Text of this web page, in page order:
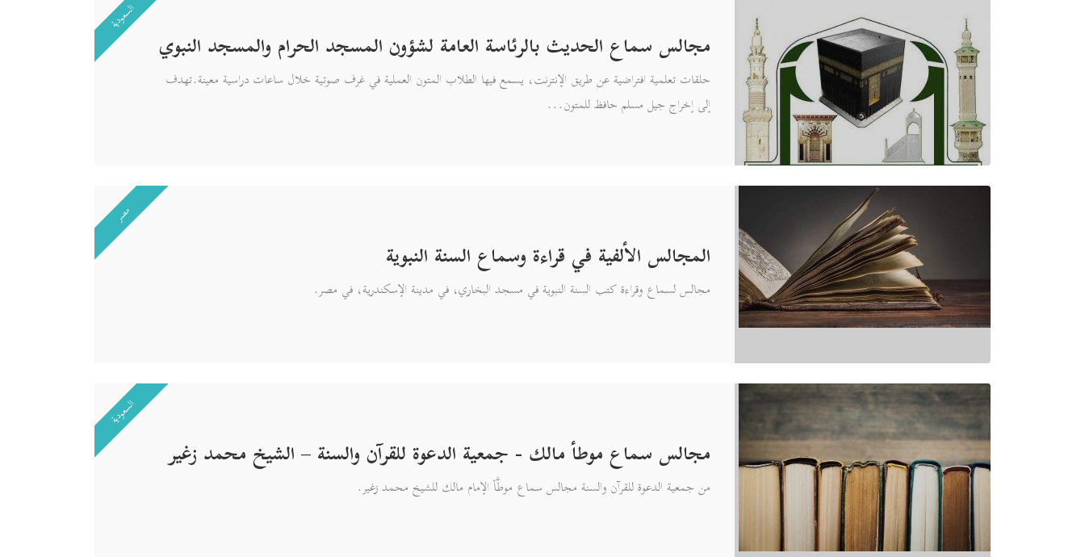
السعودية
مجالس سماع الحديث بالرئاسة العامة لشؤون المسجد الحرام والمسجد النبوي
حلقات تعلمية افتراضية عن طريق الإنترنت، يسمع فيها الطلاب المتون العملية في غرف صوتية خلال ساعات دراسية معينة.تهدف
إلى إخراج جيل مسلم حافظ للمتون...
مصر
المجالس الألفية في قراءة وسماع السنة النبوية
مجالس لسماع وقراءة كتب السنة النبوية في مسجد البخاري، في مدينة الإسكندرية، في مصر.
السعودية
مجالس سماع موطأ مالك - جمعية الدعوة للقرآن والسنة – الشيخ محمد زغير
من جمعية الدعوة للقرآن والسنة مجالس سماع موطَّأ الإمام مالك للشيخ محمد زغير.